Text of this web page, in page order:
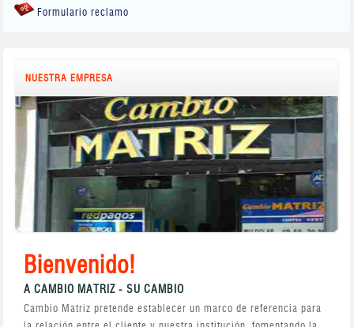
Formulario reclamo
NUESTRA EMPRESA
Bienvenido!
A CAMBIO MATRIZ - SU CAMBIO
Cambio Matriz pretende establecer un marco de referencia para